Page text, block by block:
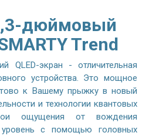
дюймовый
Trend
QLED-экран - отличительная
устройства. Это мощное
к Вашему прыжку в новый
и технологии квантовых
ощущения от вождения
с помощью головных